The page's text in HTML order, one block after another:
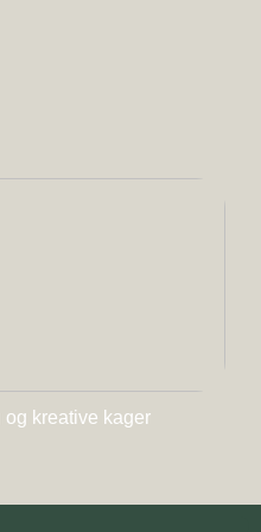
kreative kager